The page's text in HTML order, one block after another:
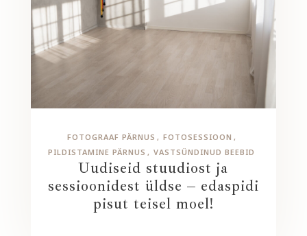
FOTOGRAAF PÄRNUS
FOTOSESSIOON
PILDISTAMINE PÄRNUS
VASTSÜNDINUD BEEBID
Uudiseid stuudiost ja
sessioonidest üldse – edaspidi
pisut teisel moel!